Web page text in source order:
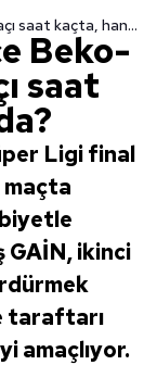
CANLI | Fenerbahçe Beko-Beşiktaş GAİN maçı saat kaçta, hangi kanalda?
Beko-
saat
Ligi final
GAİN, ikinci
taraftarı
amaçlıyor.